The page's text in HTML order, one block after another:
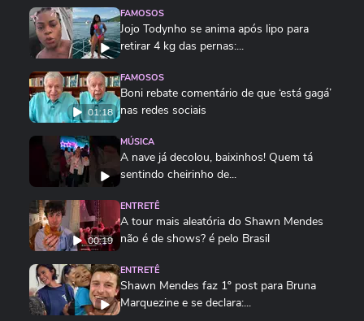
FAMOSOS
Jojo Todynho se anima após lipo para
retirar 4 kg das pernas:...
01:18
FAMOSOS
Boni rebate comentário de que ‘está gagá’
nas redes sociais
MÚSICA
A nave já decolou, baixinhos! Quem tá
sentindo cheirinho de...
00:19
ENTRETÊ
A tour mais aleatória do Shawn Mendes
não é de shows? é pelo Brasil
ENTRETÊ
Shawn Mendes faz 1º post para Bruna
Marquezine e se declara:...